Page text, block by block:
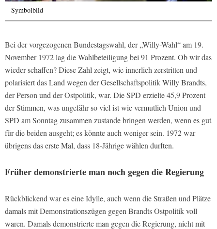
Symbolbild
Bei der vorgezogenen Bundestagswahl, der „Willy-Wahl“ am 19.
November 1972 lag die Wahlbeteiligung bei 91 Prozent. Ob wir das
wieder schaffen? Diese Zahl zeigt, wie innerlich zerstritten und
polarisiert das Land wegen der Gesellschaftspolitik Willy Brandts,
der Person und der Ostpolitik, war. Die SPD erzielte 45,9 Prozent
der Stimmen, was ungefähr so viel ist wie vermutlich Union und
SPD am Sonntag zusammen zustande bringen werden, wenn es gut
für die beiden ausgeht; es könnte auch weniger sein. 1972 war
übrigens das erste Mal, dass 18-Jährige wählen durften.
Früher demonstrierte man noch gegen die Regierung
Rückblickend war es eine Idylle, auch wenn die Straßen und Plätze
damals mit Demonstrationszügen gegen Brandts Ostpolitik voll
waren. Damals demonstrierte man gegen die Regierung, nicht mit